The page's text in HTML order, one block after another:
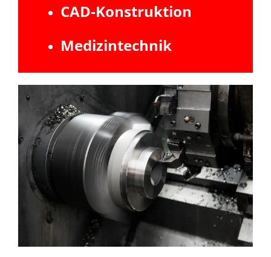
CAD-Konstruktion
Medizintechnik